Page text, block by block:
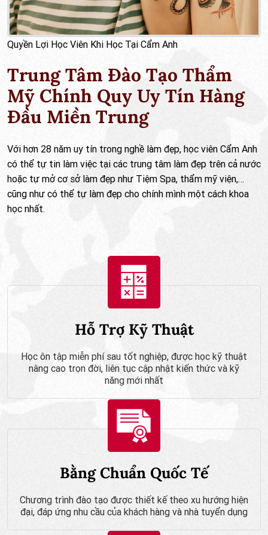
Quyền Lợi Học Viên Khi Học Tại Cẩm Anh
Trung Tâm Đào Tạo Thẩm
Mỹ Chính Quy Uy Tín Hàng
Đầu Miền Trung
Với hơn 28 năm uy tín trong nghề làm đẹp, học viên Cẩm Anh
có thể tự tin làm việc tại các trung tâm làm đẹp trên cả nước
hoặc tự mở cơ sở làm đẹp như Tiệm Spa, thẩm mỹ viện,…
cũng như có thể tự làm đẹp cho chính mình một cách khoa
học nhất.
Hỗ Trợ Kỹ Thuật
Học ôn tập miễn phí sau tốt nghiệp, được học kỹ thuật
nâng cao trọn đời, liên tục cập nhật kiến thức và kỹ
năng mới nhất
Bằng Chuẩn Quốc Tế
Chương trình đào tạo được thiết kế theo xu hướng hiện
đại, đáp ứng nhu cầu của khách hàng và nhà tuyển dụng